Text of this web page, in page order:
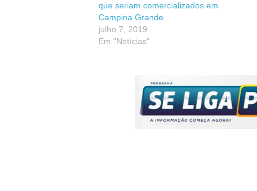
que seriam comercializados em
Campina Grande
julho 7, 2019
Em "Notícias"